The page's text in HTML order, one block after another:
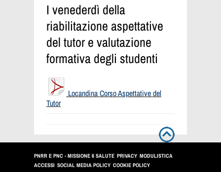
I venederdì della
riabilitazione aspettative
del tutor e valutazione
formativa degli studenti
Locandina Corso Aspettative del
Tutor
PNRR E PNC - MISSIONE 6 SALUTE PRIVACY MODULISTICA
ACCESSI SOCIAL MEDIA POLICY COOKIE POLICY